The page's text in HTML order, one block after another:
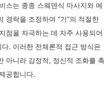
스는 종종 스웨덴식 마사지와 에
경락을 조정하여 “기”의 적절한
점을 자극하는 데 자주 사용되어
. 이러한 전체론적 접근 방식은
아니라 감정적, 정신적 조화를 촉
공합니다.